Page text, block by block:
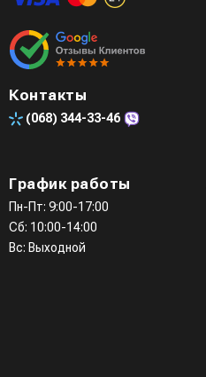
Контакты
(068) 344-33-46
График работы
Пн-Пт: 9:00-17:00
Сб: 10:00-14:00
Вс: Выходной